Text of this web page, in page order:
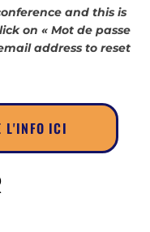
and this is
on « Mot de passe
address to reset
L'INFO ICI